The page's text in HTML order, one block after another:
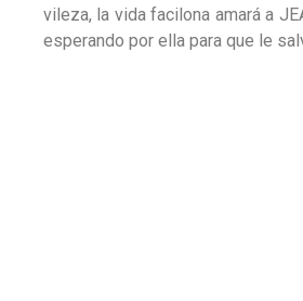
vileza, la vida facilona amará a
esperando por ella para que le